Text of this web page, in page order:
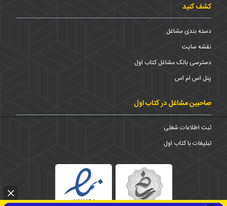
کشف کنید
دسته بندی مشاغل
نقشه سایت
دسترسی بانک مشاغل کتاب اول
پنل اس ام اس
صاحبین مشاغل در کتاب اول
ثبت اطلاعات شغلی
تبلیغات با کتاب اول